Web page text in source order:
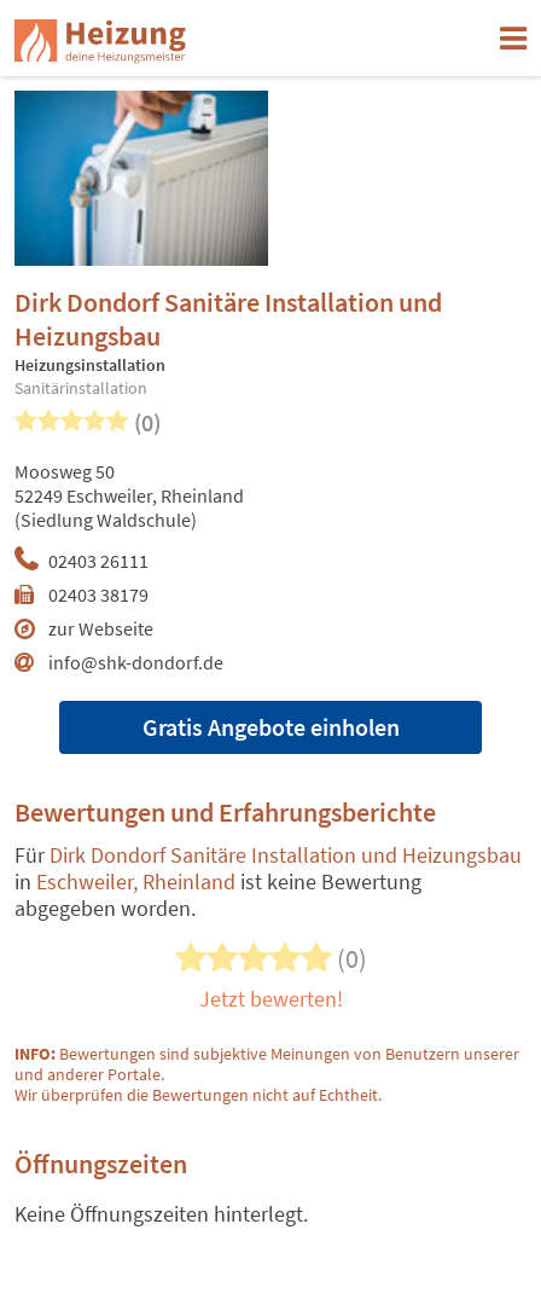
Dirk Dondorf Sanitäre Installation und
Heizungsbau
Heizungsinstallation
Sanitärinstallation
(0)
02403 26111
02403 38179
zur Webseite
info@shk-dondorf.de
Moosweg 50
52249 Eschweiler, Rheinland
(Siedlung Waldschule)
Gratis Angebote einholen
Bewertungen und Erfahrungsberichte
FürDirk Dondorf Sanitäre Installation und Heizungsbau
in Eschweiler, Rheinland ist keine Bewertung
abgegeben worden.
(0)
Jetzt bewerten!
INFO: Bewertungen sind subjektive Meinungen von Benutzern unserer
und anderer Portale.
Wir überprüfen die Bewertungen nicht auf Echtheit.
Öffnungszeiten
Keine Öffnungszeiten hinterlegt.